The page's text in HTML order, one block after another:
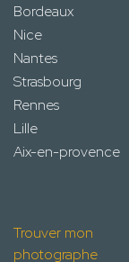
Bordeaux
Nice
Nantes
Strasbourg
Rennes
Lille
Aix-en-provence
Trouver mon
photographe